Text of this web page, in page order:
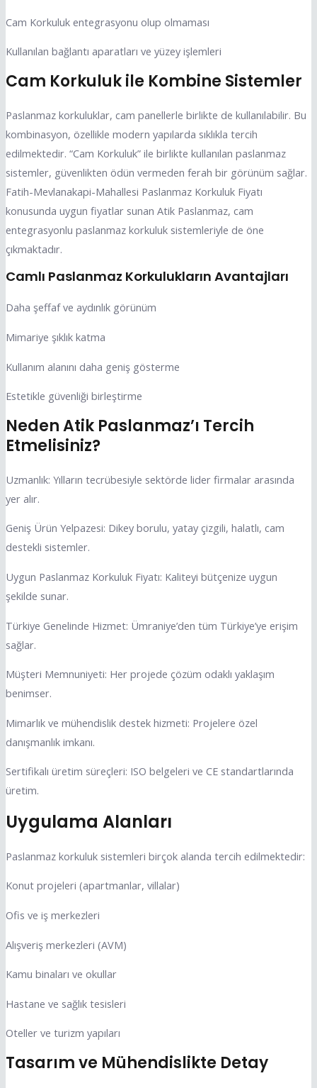
Cam Korkuluk entegrasyonu olup olmaması
Kullanılan bağlantı aparatları ve yüzey işlemleri
Cam Korkuluk ile Kombine Sistemler
Paslanmaz korkuluklar, cam panellerle birlikte de kullanılabilir. Bu
kombinasyon, özellikle modern yapılarda sıklıkla tercih
edilmektedir. “Cam Korkuluk” ile birlikte kullanılan paslanmaz
sistemler, güvenlikten ödün vermeden ferah bir görünüm sağlar.
Fatih-Mevlanakapi-Mahallesi Paslanmaz Korkuluk Fiyatı
konusunda uygun fiyatlar sunan Atik Paslanmaz, cam
entegrasyonlu paslanmaz korkuluk sistemleriyle de öne
çıkmaktadır.
Camlı Paslanmaz Korkulukların Avantajları
Daha şeffaf ve aydınlık görünüm
Mimariye şıklık katma
Kullanım alanını daha geniş gösterme
Estetikle güvenliği birleştirme
Neden Atik Paslanmaz’ı Tercih
Etmelisiniz?
Uzmanlık: Yılların tecrübesiyle sektörde lider firmalar arasında
yer alır.
Geniş Ürün Yelpazesi: Dikey borulu, yatay çizgili, halatlı, cam
destekli sistemler.
Uygun Paslanmaz Korkuluk Fiyatı: Kaliteyi bütçenize uygun
şekilde sunar.
Türkiye Genelinde Hizmet: Ümraniye’den tüm Türkiye’ye erişim
sağlar.
Müşteri Memnuniyeti: Her projede çözüm odaklı yaklaşım
benimser.
Mimarlık ve mühendislik destek hizmeti: Projelere özel
danışmanlık imkanı.
Sertifikalı üretim süreçleri: ISO belgeleri ve CE standartlarında
üretim.
Uygulama Alanları
Paslanmaz korkuluk sistemleri birçok alanda tercih edilmektedir:
Konut projeleri (apartmanlar, villalar)
Ofis ve iş merkezleri
Alışveriş merkezleri (AVM)
Kamu binaları ve okullar
Hastane ve sağlık tesisleri
Oteller ve turizm yapıları
Tasarım ve Mühendislikte Detay